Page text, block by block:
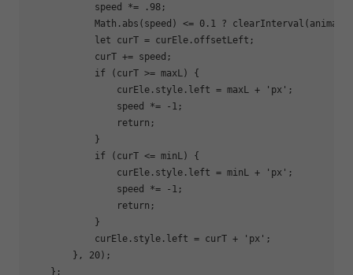
            speed *=
.98 ;
Math .abs(speed) <= 0.1
?
let curT = curEle.offsetLeft;
            curT += speed;
if (curT >= maxL) {
                curEle.style.left = maxL +
'px' ;
                speed *=
-1 ;
return ;
            }
if (curT <= minL) {
                curEle.style.left = minL +
'px' ;
                speed *=
-1 ;
return ;
            }
            curEle.style.left = curT +
'px' ;
        },
20);
    };